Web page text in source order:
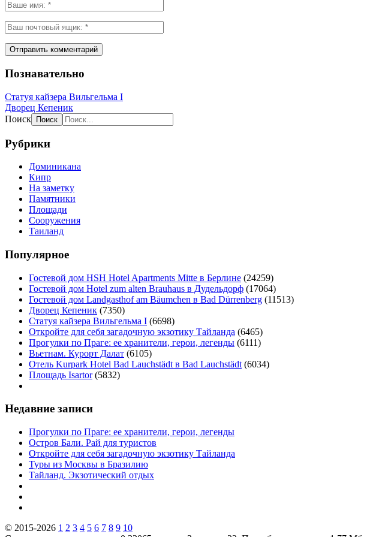
Познавательно
Статуя кайзера Вильгельма I
Дворец Кепеник
Поиск
Рубрики
Доминикана
Кипр
На заметку
Памятники
Площади
Сооружения
Таиланд
Популярное
Гостевой дом HSH Hotel Apartments Mitte в Берлине (24259)
Гостевой дом Hotel zum alten Brauhaus в Дудельдорф (17064)
Гостевой дом Landgasthof am Bäumchen в Bad Dürrenberg (11513)
Дворец Кепеник (7350)
Статуя кайзера Вильгельма I (6698)
Откройте для себя загадочную экзотику Тайланда (6465)
Прогулки по Праге: ее хранители, герои, легенды (6111)
Вьетнам. Курорт Далат (6105)
Отель Kurpark Hotel Bad Lauchstädt в Bad Lauchstädt (6034)
Площадь Isartor(5832)
Недавние записи
Прогулки по Праге: ее хранители, герои, легенды
Остров Бали. Рай для туристов
Откройте для себя загадочную экзотику Тайланда
Туры из Москвы в Бразилию
Тайланд. Экзотический отдых
© 2015-2026 1 2 3 4 5 6 7 8 9 10